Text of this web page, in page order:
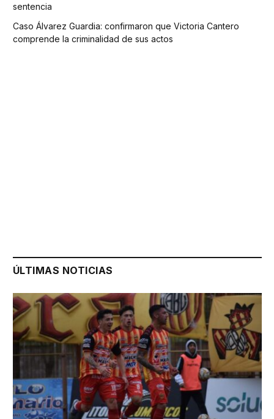
sentencia
Caso Álvarez Guardia: confirmaron que Victoria Cantero
comprende la criminalidad de sus actos
ÚLTIMAS NOTICIAS